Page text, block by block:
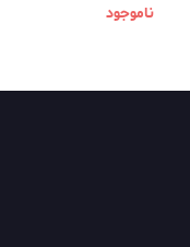
ناموجود